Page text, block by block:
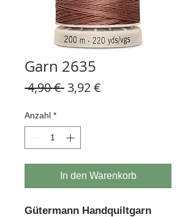
Garn 2635
4,90 € Standardpreis
3,92 €
Anzahl *
In den Warenkorb
Gütermann Handquiltgarn